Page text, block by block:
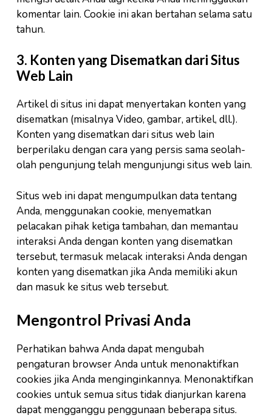
komentar lain. Cookie ini akan bertahan selama satu
tahun.
3. Konten yang Disematkan dari Situs
Web Lain
Artikel di situs ini dapat menyertakan konten yang
disematkan (misalnya Video, gambar, artikel, dll.).
Konten yang disematkan dari situs web lain
berperilaku dengan cara yang persis sama seolah-
olah pengunjung telah mengunjungi situs web lain.
Situs web ini dapat mengumpulkan data tentang
Anda, menggunakan cookie, menyematkan
pelacakan pihak ketiga tambahan, dan memantau
interaksi Anda dengan konten yang disematkan
tersebut, termasuk melacak interaksi Anda dengan
konten yang disematkan jika Anda memiliki akun
dan masuk ke situs web tersebut.
Mengontrol Privasi Anda
Perhatikan bahwa Anda dapat mengubah
pengaturan browser Anda untuk menonaktifkan
cookies jika Anda menginginkannya. Menonaktifkan
cookies untuk semua situs tidak dianjurkan karena
dapat mengganggu penggunaan beberapa situs.